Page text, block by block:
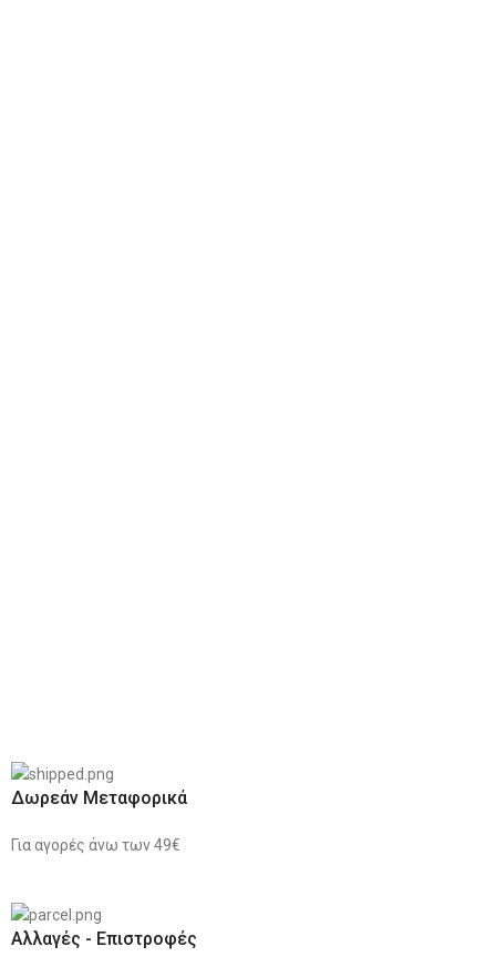
Δωρεάν Μεταφορικά
Για αγορές άνω των 49€
Αλλαγές - Επιστροφές